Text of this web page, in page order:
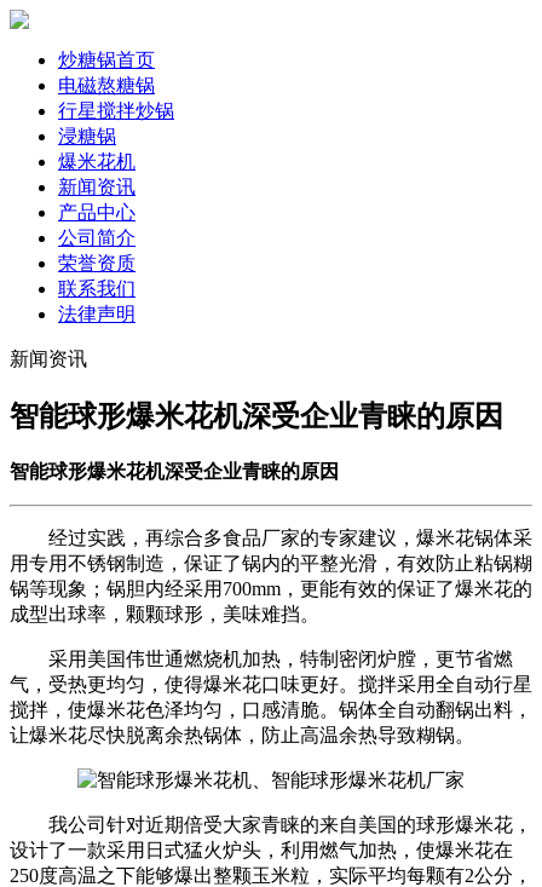
炒糖锅首页
电磁熬糖锅
行星搅拌炒锅
浸糖锅
爆米花机
新闻资讯
产品中心
公司简介
荣誉资质
联系我们
法律声明
新闻资讯
智能球形爆米花机深受企业青睐的原因
智能球形爆米花机深受企业青睐的原因
经过实践，再综合多食品厂家的专家建议，爆米花锅体采
用专用不锈钢制造，保证了锅内的平整光滑，有效防止粘锅糊
锅等现象；锅胆内经采用700mm，更能有效的保证了爆米花的
成型出球率，颗颗球形，美味难挡。
采用美国伟世通燃烧机加热，特制密闭炉膛，更节省燃
气，受热更均匀，使得爆米花口味更好。搅拌采用全自动行星
搅拌，使爆米花色泽均匀，口感清脆。锅体全自动翻锅出料，
让爆米花尽快脱离余热锅体，防止高温余热导致糊锅。
我公司针对近期倍受大家青睐的来自美国的球形爆米花，
设计了一款采用日式猛火炉头，利用燃气加热，使爆米花在
250度高温之下能够爆出整颗玉米粒，实际平均每颗有2公分，